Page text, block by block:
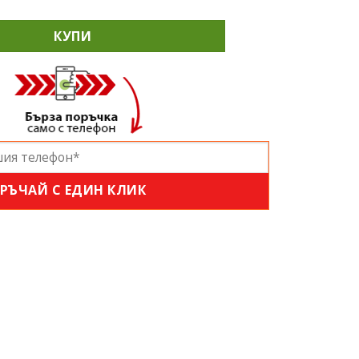
Професионален Пневматичен 4000нм
КУПИ
С ЕДИН КЛИК